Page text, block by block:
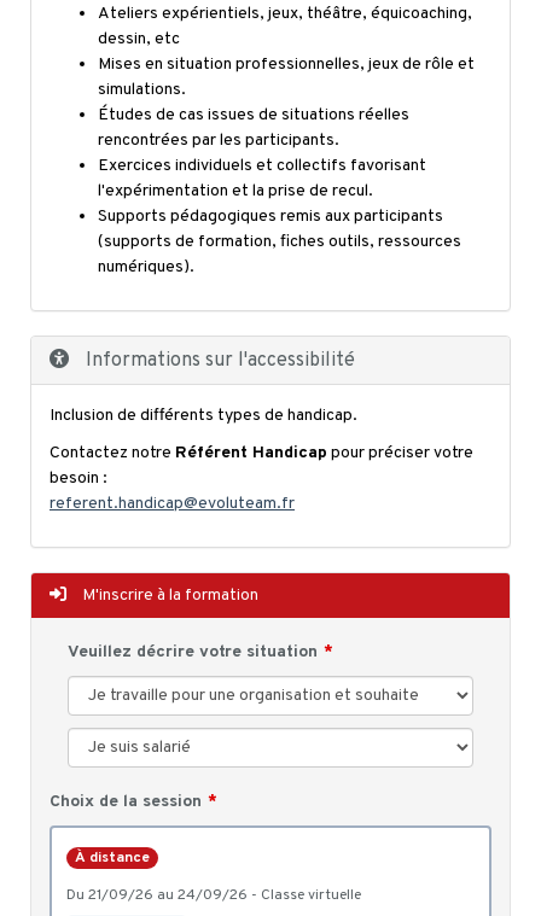
Ateliers expérientiels, jeux, théâtre, équicoaching,
dessin, etc
Mises en situation professionnelles, jeux de rôle et
simulations.
Études de cas issues de situations réelles
rencontrées par les participants.
Exercices individuels et collectifs favorisant
l'expérimentation et la prise de recul.
Supports pédagogiques remis aux participants
(supports de formation, fiches outils, ressources
numériques).
Informations sur l'accessibilité
Inclusion de différents types de handicap.
Contactez notre Référent Handicap pour préciser votre
besoin :
referent.handicap@evoluteam.fr
M'inscrire à la formation
Veuillez décrire votre situation
Choix de la session
À distance
du 21/09/26 au 24/09/26 - Classe virtuelle